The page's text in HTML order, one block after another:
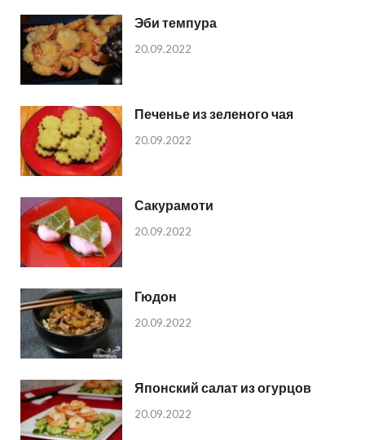
Эби темпура
20.09.2022
Печенье из зеленого чая
20.09.2022
Сакурамоти
20.09.2022
Гюдон
20.09.2022
Японский салат из огурцов
20.09.2022